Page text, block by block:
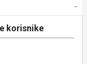
-
korisnike